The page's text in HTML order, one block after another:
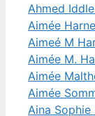
Ahmed
Aimée
Aimeé M
Aimée M.
Aimée
Aimée
Aina Sophie